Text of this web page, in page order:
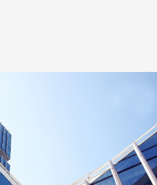
牟平区净水诺百纳管线机系列